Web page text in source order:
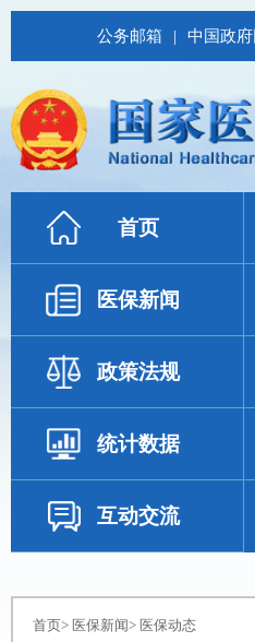
公务邮箱 | 中国政府
首页
医保新闻
政策法规
统计数据
互动交流
首页> 医保新闻> 医保动态